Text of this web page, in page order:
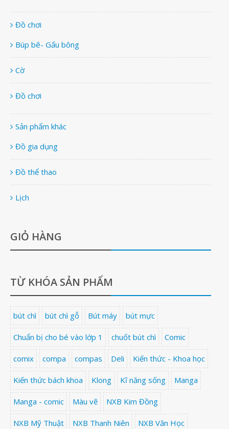
Đồ chơi
Búp bê- Gấu bông
Cờ
Đồ chơi
Sản phẩm khác
Đồ gia dụng
Đồ thể thao
Lịch
GIỎ HÀNG
TỪ KHÓA SẢN PHẨM
bút chì bút chì gỗ Bút máy bút mực
Chuẩn bị cho bé vào lớp 1 chuốt bút chì Comic
comix compa compas Deli Kiến thức - Khoa học
Kiến thức bách khoa Klong Kĩ năng sống Manga
Manga - comic Màu vẽ NXB Kim Đồng
NXB Mỹ Thuật NXB Thanh Niên NXB Văn Học